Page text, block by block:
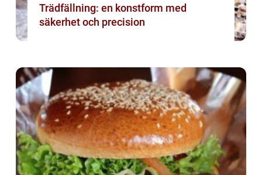
Trädfällning: en konstform med
säkerhet och precision